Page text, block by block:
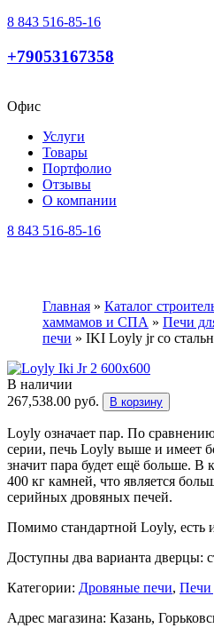
8 843 516-85-16
+79053167358
Офис
Услуги
Товары
Портфолио
Отзывы
О компании
8 843 516-85-16
Главная » Каталог
хаммамов и СПА » Печи
печи » IKI Loyly jr со
В наличии
267,538.00 руб. В корзину
Loyly означает пар. По
серии, печь Loyly выше и имеет
значит пара будет ещё больше. В
400 кг камней, что является
серийных дровяных печей.
Помимо стандартной Loyly, есть
Доступны два варианта дверцы:
Категории: Дровяные печи, Печи
Адрес магазина: Казань,